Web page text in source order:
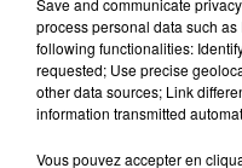
Save and communicate
process personal data such
following functionalities:
requested; Use precise
other data sources; Link
information transmitted
Vous pouvez accepter en